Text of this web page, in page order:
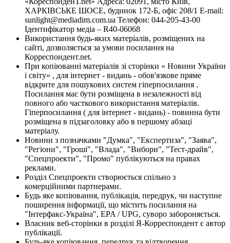
ХАРКІВСЬКЕ ШОСЕ, будинок 172-Б, офіс 208/1 E-mail:
sunlight@mediadim.com.ua Телефон: 044-205-43-00
Ідентифікатор медіа – R40-06068
Використання будь-яких матеріалів, розміщених на
сайті, дозволяється за умови посилання на
Корреспондент.net.
При копіюванні матеріалів зі сторінки « Новини України
і світу» , для інтернет - видань - обов'язкове пряме
відкрите для пошукових систем гіперпосилання .
Посилання має бути розміщена в незалежності від
повного або часткового використання матеріалів.
Гіперпосилання ( для інтернет - видань) - повинна бути
розміщена в підзаголовку або в першому абзаці
матеріалу.
Новини з позначками "Думка", "Експертиза", "Заява",
"Регіони", "Гроші", "Влада", "Вибори", "Тест-драйв",
"Спецпроекти", "Промо" публікуються на правах
реклами.
Розділ Спецпроекти створюється спільно з
комерційними партнерами.
Будь яке копіювання, публікація, передрук, чи наступне
поширення інформації, що містить посилання на
"Інтерфакс-Україна", EPA / UPG, суворо забороняється.
Власник веб-сторінки в розділі Я-Корреспондент є автор
публікації.